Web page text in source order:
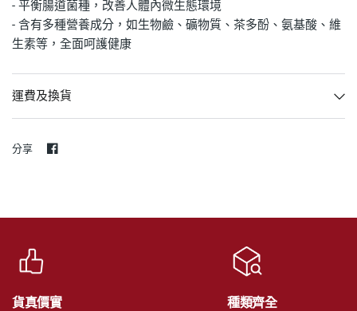
- 平衡腸道菌種，改善人體內微生態環境
- 含有多種營養成分，如生物鹼、礦物質、茶多酚、氨基酸、維
生素等，全面呵護健康
運費及換貨
分享
貨真價實 種類齊全